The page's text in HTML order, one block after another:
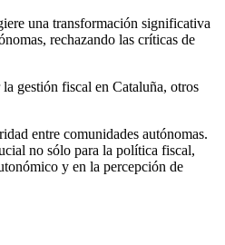
una transformación significativa
rechazando las críticas de
gestión fiscal en Cataluña, otros
entre comunidades autónomas.
no sólo para la política fiscal,
y en la percepción de